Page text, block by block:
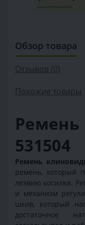
Обзор товара
Отзывов (0)
Похожие товары
Ремень
531504
Ремень
ремень, который
лезвию косилки.
и механизм
шкив, который
достаточное